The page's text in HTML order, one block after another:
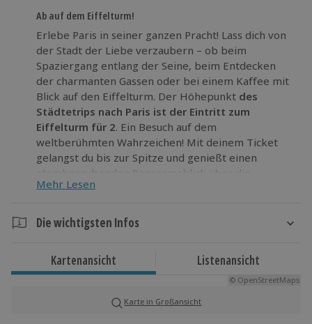
Ab auf dem Eiffelturm!
Erlebe Paris in seiner ganzen Pracht! Lass dich von
der Stadt der Liebe verzaubern – ob beim
Spaziergang entlang der Seine, beim Entdecken
der charmanten Gassen oder bei einem Kaffee mit
Blick auf den Eiffelturm. Der Höhepunkt des
Städtetrips nach Paris ist der Eintritt zum
Eiffelturm für 2. Ein Besuch auf dem
weltberühmten Wahrzeichen! Mit deinem Ticket
gelangst du bis zur Spitze und genießt einen
atemberaubenden Panoramablick über die
pulsierende Metropole. Nach einem Tag voller
deinemgemütlichen 3*-Hotel
Morgen mit einem leckeren Frühstück in den neuen
Buche jetzt deinen Städtetrip nach Paris und
entdecke Romantik, Kultur und unvergessliche
Mehr Lesen
Die wichtigsten Infos
3 Tage
Kartenansicht Listenansicht
© OpenStreetMaps
Karte in Großansicht